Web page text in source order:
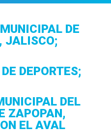
DE
JALISCO;
DEPORTES;
DEL
ZAPOPAN,
EL AVAL